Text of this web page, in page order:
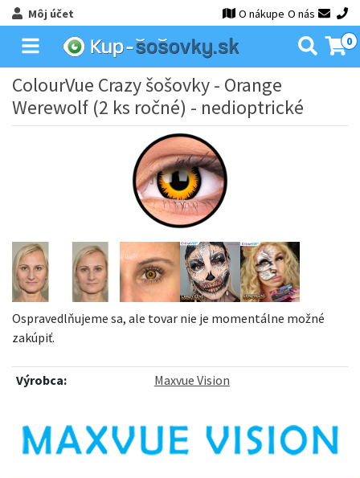
Môj účet O nákupe O nás
0
ColourVue Crazy šošovky - Orange
Werewolf (2 ks ročné) - nedioptrické
Ospravedlňujeme sa, ale tovar nie je momentálne možné
zakúpiť.
Výrobca: Maxvue Vision